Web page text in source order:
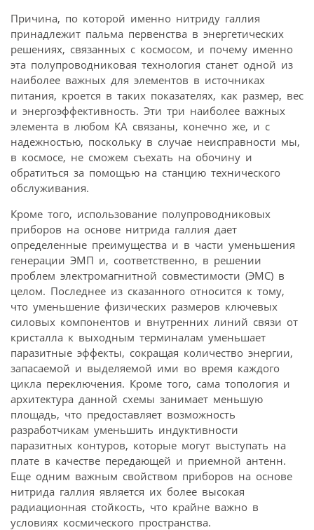
Причина, по которой именно нитриду галлия
принадлежит пальма первенства в энергетических
решениях, связанных с космосом, и почему именно
эта полупроводниковая технология станет одной из
наиболее важных для элементов в источниках
питания, кроется в таких показателях, как размер, вес
и энерго­эффективность. Эти три наиболее важных
элемента в любом КА связаны, конечно же, и с
надежностью, поскольку в случае неисправности мы,
в космосе, не сможем съехать на обочину и
обратиться за помощью на станцию технического
обслуживания.
Кроме того, использование полупроводниковых
приборов на основе нитрида галлия дает
определенные преимущества и в части уменьшения
генерации ЭМП и, соответственно, в решении
проблем электромагнитной совместимости (ЭМС) в
целом. Последнее из сказанного относится к тому,
что уменьшение физических размеров ключевых
силовых компонентов и внутренних линий связи от
кристалла к выходным терминалам уменьшает
паразитные эффекты, сокращая количество энергии,
запасаемой и выделяемой ими во время каждого
цикла переключения. Кроме того, сама топология и
архитектура данной схемы занимает меньшую
площадь, что предоставляет возможность
разработчикам уменьшить индуктивности
паразитных контуров, которые могут выступать на
плате в качестве передающей и приемной антенн.
Еще одним важным свойством приборов на основе
нитрида галлия является их более высокая
радиационная стойкость, что крайне важно в
условиях космического пространства.